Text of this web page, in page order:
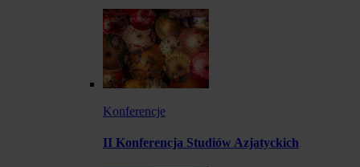
Konferencje
II Konferencja Studiów Azjatyckich